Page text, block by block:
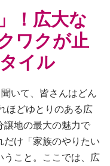
！広大な
ワクが止
イル
いて、皆さんはどん
ほどゆとりのある広
譲地の最大の魅力で
け「家族のやりたい
うこと。ここでは、広